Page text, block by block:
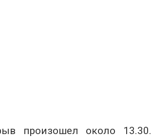
произошел около 13.30.